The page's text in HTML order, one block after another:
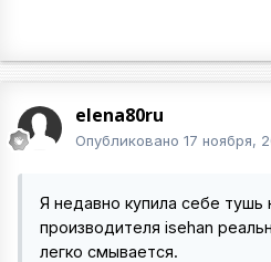
elena80ru
Опубликовано 17 ноября,
Я недавно купила себе тушь
производителя isehan
легко смывается.